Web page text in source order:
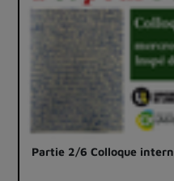
Partie 2/6 Colloque